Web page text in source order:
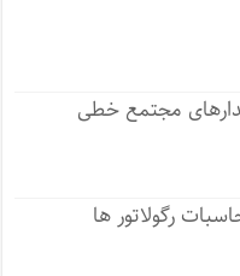
مجتمع خطی
رگولاتور ها